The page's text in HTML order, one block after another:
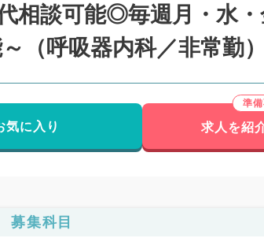
相談可能◎毎週月・水
（呼吸器内科／非常勤）
気に入り 求人を紹
募集科目